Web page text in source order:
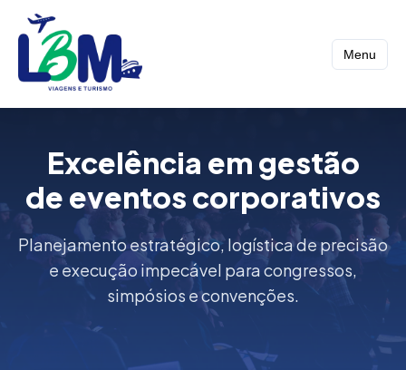
Menu
Excelência em gestão
de eventos corporativos
Planejamento estratégico, logística de precisão
e execução impecável para congressos,
simpósios e convenções.